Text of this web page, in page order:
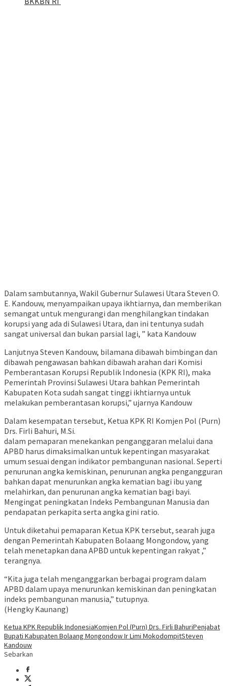
Dalam sambutannya, Wakil Gubernur Sulawesi Utara Steven O.
E. Kandouw, menyampaikan upaya ikhtiarnya, dan memberikan
semangat untuk mengurangi dan menghilangkan tindakan
korupsi yang ada di Sulawesi Utara, dan ini tentunya sudah
sangat universal dan bukan parsial lagi, ” kata Kandouw
Lanjutnya Steven Kandouw, bilamana dibawah bimbingan dan
dibawah pengawasan bahkan dibawah arahan dari Komisi
Pemberantasan Korupsi Republik Indonesia (KPK RI), maka
Pemerintah Provinsi Sulawesi Utara bahkan Pemerintah
Kabupaten Kota sudah sangat tinggi ikhtiarnya untuk
melakukan pemberantasan korupsi,” ujarnya Kandouw
Dalam kesempatan tersebut, Ketua KPK RI Komjen Pol (Purn)
Drs. Firli Bahuri, M.Si.
dalam pemaparan menekankan penganggaran melalui dana
APBD harus dimaksimalkan untuk kepentingan masyarakat
umum sesuai dengan indikator pembangunan nasional. Seperti
penurunan angka kemiskinan, penurunan angka pengangguran
bahkan dapat menurunkan angka kematian bagi ibu yang
melahirkan, dan penurunan angka kematian bagi bayi.
Mengingat peningkatan Indeks Pembangunan Manusia dan
pendapatan perkapita serta angka gini ratio.
Untuk diketahui pemaparan Ketua KPK tersebut, searah juga
dengan Pemerintah Kabupaten Bolaang Mongondow, yang
telah menetapkan dana APBD untuk kepentingan rakyat ,”
terangnya.
“Kita juga telah menganggarkan berbagai program dalam
APBD dalam upaya menurunkan kemiskinan dan peningkatan
indeks pembangunan manusia,” tutupnya.
(Hengky Kaunang)
Ketua KPK Republik IndonesiaKomjen Pol (Purn) Drs. Firli BahuriPenjabat
Bupati Kabupaten Bolaang Mongondow Ir Limi MokodompitSteven
Kandouw
Sebarkan